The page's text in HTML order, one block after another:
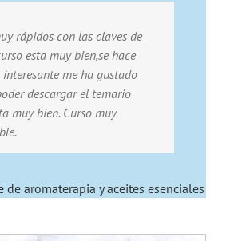
rápidos con las claves de
esta muy bien,se hace
interesante me ha gustado
descargar el temario
muy bien. Curso muy
de aromaterapia y aceites esenciales